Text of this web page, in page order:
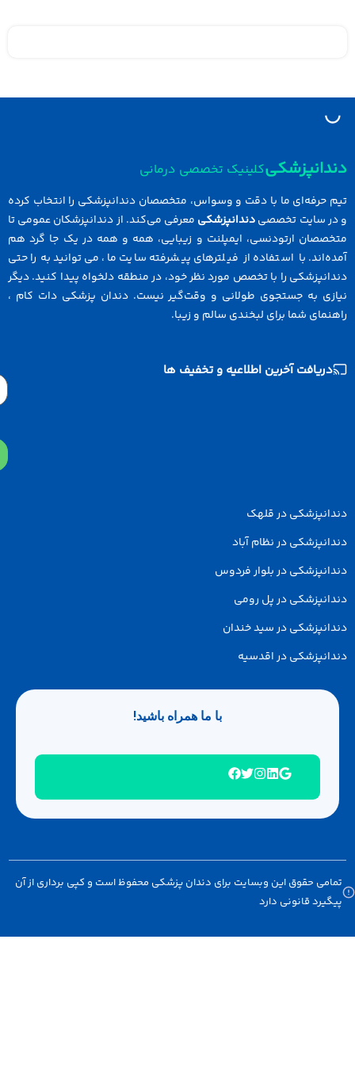
کلینیک تخصصی درمانی
حرفه‌ای ما با دقت و وسواس، متخصصان دندانپزشکی را انتخاب کرده
سایت تخصصیدندانپزشکیمعرفی می‌کند. از دندانپزشکان عمومی تا
ارتودنسی، ایمپلنت و زیبایی، همه و همه در یک جا گرد هم
با استفاده از فیلترهای پیشرفته سایت ما، می‌توانید به راحتی
را با تخصص مورد نظر خود، در منطقه دلخواه پیدا کنید. دیگر
به جستجوی طولانی و وقت‌گیر نیست. دندان پزشکی دات کام ،
شما برای لبخندی سالم و زیبا.
دریافت آخرین اطلاعیه و تخفیف ها
در قلهک
در نظام آباد
در بلوار فردوس
در پل رومی
در سید خندان
در اقدسیه
با ما همراه باشید!
حقوق این وبسایت برای دندان پزشکی محفوظ است و کپی برداری از آن
قانونی دارد